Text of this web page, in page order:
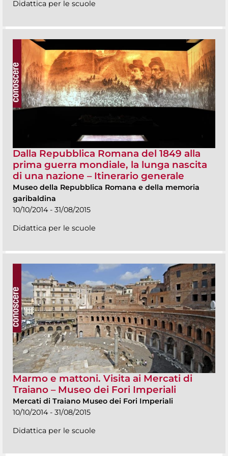
Didattica per le scuole
Dalla Repubblica Romana del 1849 alla
prima guerra mondiale, la lunga nascita
di una nazione – Itinerario generale
Museo della Repubblica Romana e della memoria
garibaldina
10/10/2014 - 31/08/2015
Didattica per le scuole
Marmo e mattoni. Visita ai Mercati di
Traiano – Museo dei Fori Imperiali
Mercati di Traiano Museo dei Fori Imperiali
10/10/2014 - 31/08/2015
Didattica per le scuole